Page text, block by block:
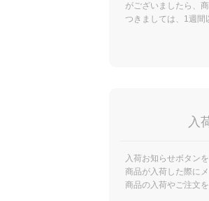
がございましたら、
つきましては、1週間
入
入荷お知らせボタン
商品が入荷した際に
商品の入荷やご注文